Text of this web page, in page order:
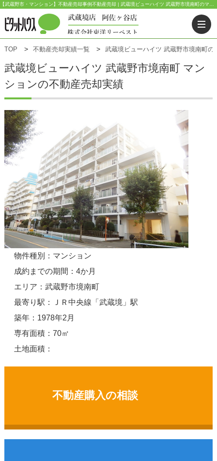
TOP 不動産売却実績一覧 武蔵境ビューハイツ 武蔵野市境南町の
武蔵境ビューハイツ 武蔵野市境南町 マン
ションの不動産売却実績
物件種別：マンション
成約までの期間：4か月
エリア：武蔵野市境南町
最寄り駅：ＪＲ中央線「武蔵境」駅
築年：1978年2月
専有面積：70㎡
土地面積：
不動産購入の相談